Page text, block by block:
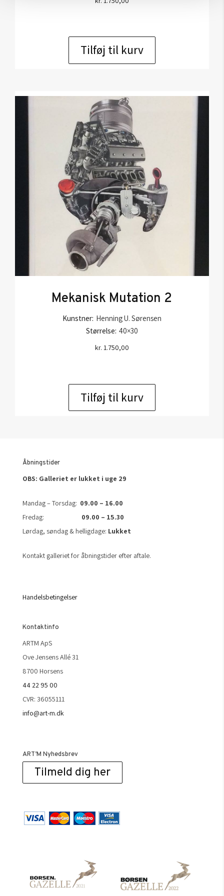
Tilføj til kurv
Mekanisk Mutation 2
Kunstner: Henning U. Sørensen
Størrelse: 40×30
kr. 1.750,00
Tilføj til kurv
Åbningstider
OBS: Galleriet er lukket i uge 29
Mandag – Torsdag: 09.00 – 16.00
Fredag: 09.00 – 15.30
Lørdag, søndag & helligdage: Lukket
Kontakt galleriet for åbningstider efter aftale.
Handelsbetingelser
Kontaktinfo
ARTM ApS
Ove Jensens Allé 31
8700 Horsens
44 22 95 00
CVR: 36055111
info@art-m.dk
ART’M Nyhedsbrev
Tilmeld dig her